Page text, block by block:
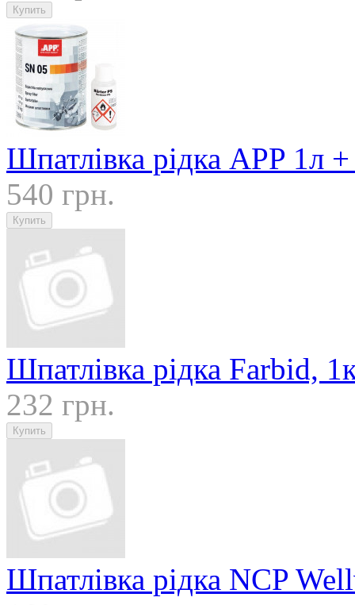
Шпатлівка рідка APP 1л
540 грн.
Шпатлівка рідка Farbid,
232 грн.
Шпатлівка рідка NCP